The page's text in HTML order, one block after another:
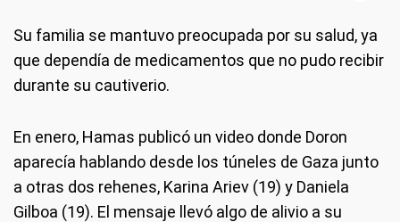
Su familia se mantuvo preocupada por su salud, ya
que dependía de medicamentos que no pudo recibir
durante su cautiverio.
En enero, Hamas publicó un video donde Doron
aparecía hablando desde los túneles de Gaza junto
a otras dos rehenes, Karina Ariev (19) y Daniela
Gilboa (19). El mensaje llevó algo de alivio a su